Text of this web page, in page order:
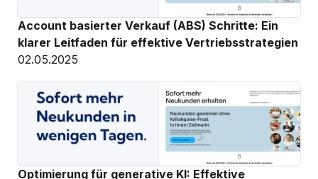
Account basierter Verkauf (ABS) Schritte: Ein
klarer Leitfaden für effektive Vertriebsstrategien
02.05.2025
Optimierung für generative KI: Effektive